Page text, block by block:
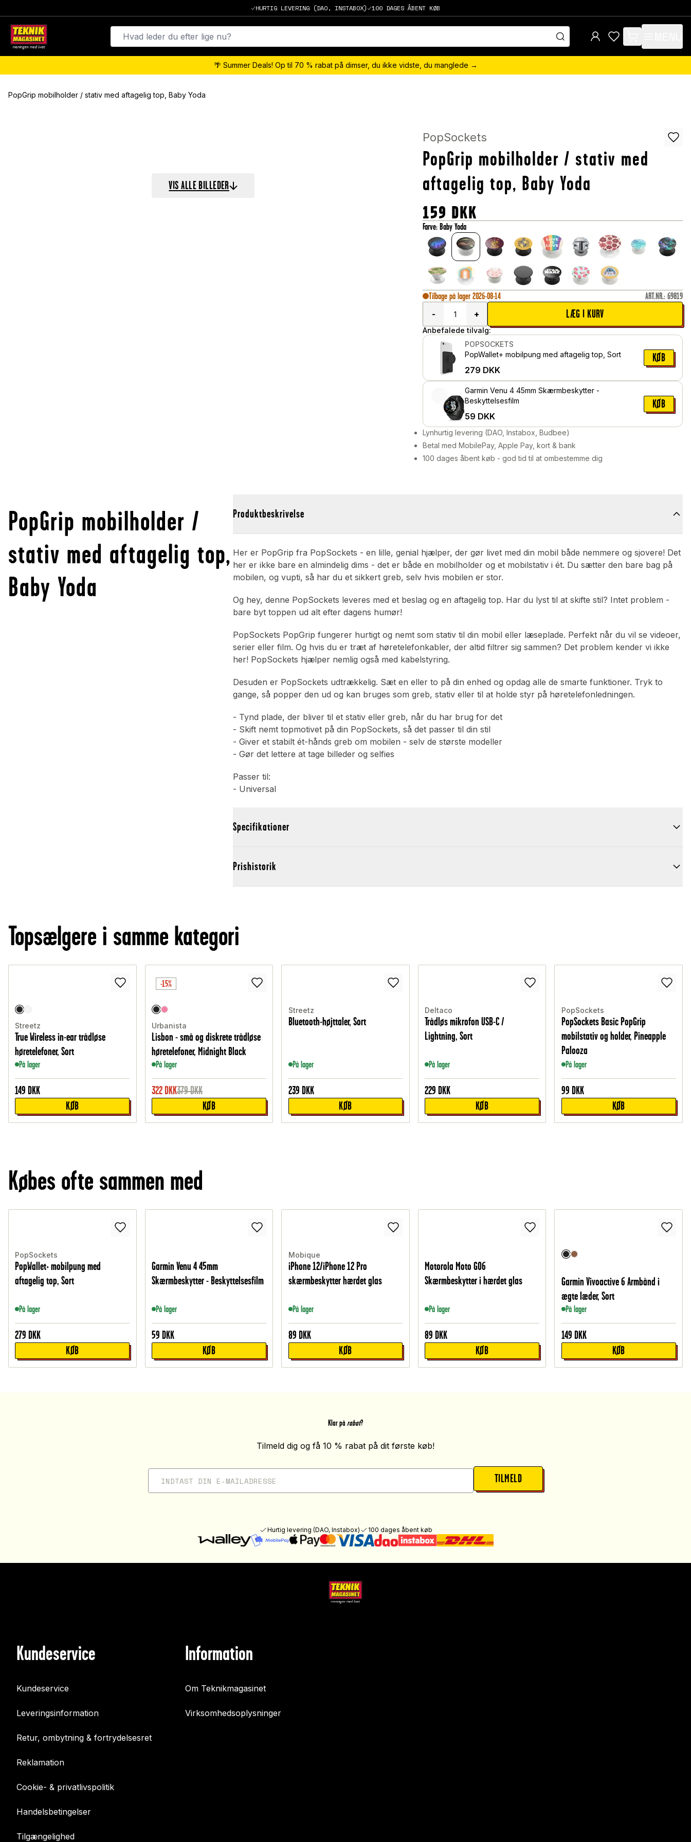
HURTIG LEVERING (DAO, INSTABOX) 100 DAGES ÅBENT KØB
items in cart, view
🌴 Summer Deals! Op til 70 % rabat på dimser, du ikke vidste, du manglede →
PopGrip mobilholder / stativ med aftagelig top, Baby Yoda
VIS ALLE BILLEDER
PopSockets
PopGrip mobilholder / stativ med
aftagelig top, Baby Yoda
159 DKK
Farve: Baby Yoda
Tilbage på lager 2026-08-14 ART.NR.: 69819
-
+ LÆG I KURV
Anbefalede tilvalg:
POPSOCKETS
PopWallet+ mobilpung med aftagelig top, Sort
279 DKK
KØB
Garmin Venu 4 45mm Skærmbeskytter -
Beskyttelsesfilm
59 DKK
KØB
Lynhurtig levering (DAO, Instabox, Budbee)
Betal med MobilePay, Apple Pay, kort & bank
100 dages åbent køb - god tid til at ombestemme dig
PopGrip mobilholder /
stativ med aftagelig top,
Baby Yoda
Produktbeskrivelse
Her er PopGrip fra PopSockets - en lille, genial hjælper, der gør livet med din mobil både nemmere og sjovere! Det
her er ikke bare en almindelig dims - det er både en mobilholder og et mobilstativ i ét. Du sætter den bare bag på
mobilen, og vupti, så har du et sikkert greb, selv hvis mobilen er stor.
Og hey, denne PopSockets leveres med et beslag og en aftagelig top. Har du lyst til at skifte stil? Intet problem -
bare byt toppen ud alt efter dagens humør!
PopSockets PopGrip fungerer hurtigt og nemt som stativ til din mobil eller læseplade. Perfekt når du vil se videoer,
serier eller film. Og hvis du er træt af høretelefonkabler, der altid filtrer sig sammen? Det problem kender vi ikke
her! PopSockets hjælper nemlig også med kabelstyring.
Desuden er PopSockets udtrækkelig. Sæt en eller to på din enhed og opdag alle de smarte funktioner. Tryk to
gange, så popper den ud og kan bruges som greb, stativ eller til at holde styr på høretelefonledningen.
- Tynd plade, der bliver til et stativ eller greb, når du har brug for det
- Skift nemt topmotivet på din PopSockets, så det passer til din stil
- Giver et stabilt ét-hånds greb om mobilen - selv de største modeller
- Gør det lettere at tage billeder og selfies
Passer til:
- Universal
Specifikationer
Prishistorik
Topsælgere i samme kategori
Streetz
True Wireless in-ear trådløse
høretelefoner, Sort
På lager
149 DKK
KØB
-15%
Urbanista
Lisbon - små og diskrete trådløse
høretelefoner, Midnight Black
På lager
322 DKK379DKK
KØB
Streetz
Bluetooth-højttaler, Sort
På lager
239 DKK
KØB
Deltaco
Trådløs mikrofon USB-C /
Lightning, Sort
På lager
229 DKK
KØB
PopSockets
PopSockets Basic PopGrip
mobilstativ og holder, Pineapple
Palooza
På lager
99 DKK
KØB
Købes ofte sammen med
PopSockets
PopWallet+ mobilpung med
aftagelig top, Sort
På lager
279 DKK
KØB
Garmin Venu 4 45mm
Skærmbeskytter - Beskyttelsesfilm
På lager
59 DKK
KØB
Mobique
iPhone 12/iPhone 12 Pro
skærmbeskytter hærdet glas
På lager
89 DKK
KØB
Motorola Moto G06
Skærmbeskytter i hærdet glas
På lager
89 DKK
KØB
Garmin Vivoactive 6 Armbånd i
ægte læder, Sort
På lager
149 DKK
KØB
Klar på rabat?
Tilmeld dig og få 10 % rabat på dit første køb!
TILMELD
Hurtig levering (DAO, Instabox) 100 dages åbent køb
Kundeservice
Kundeservice
Leveringsinformation
Retur, ombytning & fortrydelsesret
Reklamation
Cookie- & privatlivspolitik
Handelsbetingelser
Tilgængelighed
Information
Om Teknikmagasinet
Virksomhedsoplysninger